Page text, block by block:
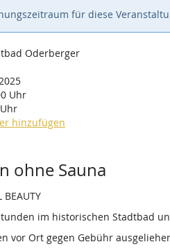
für diese
Oderberger
Uhr
Uhr
hinzufügen
ohne Sauna
BEAUTY
im historischen Stadtbad
vor Ort gegen Gebühr